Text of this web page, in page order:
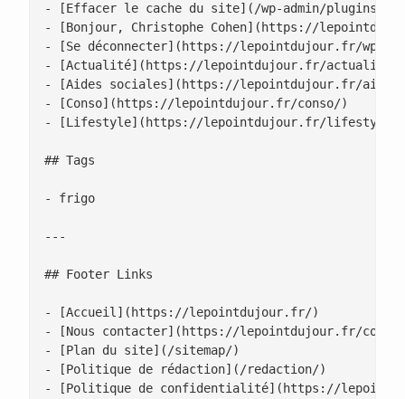
- [Effacer le cache du site](/wp-admin/
- [Bonjour, Christophe Cohen](https://
- [Se déconnecter](https://lepointdujour.fr/wp-
- [Actualité](https://lepointdujour.fr/actualite/)
- [Aides sociales](https://lepointdujour.fr/
- [Conso](https://lepointdujour.fr/conso/)
- [Lifestyle](https://lepointdujour.fr/lifestyle/)
## Tags
- frigo
---
## Footer Links
- [Accueil](https://lepointdujour.fr/)
- [Nous contacter](https://lepointdujour.fr/
- [Plan du site](/sitemap/)
- [Politique de rédaction](/redaction/)
- [Politique de confidentialité](https://